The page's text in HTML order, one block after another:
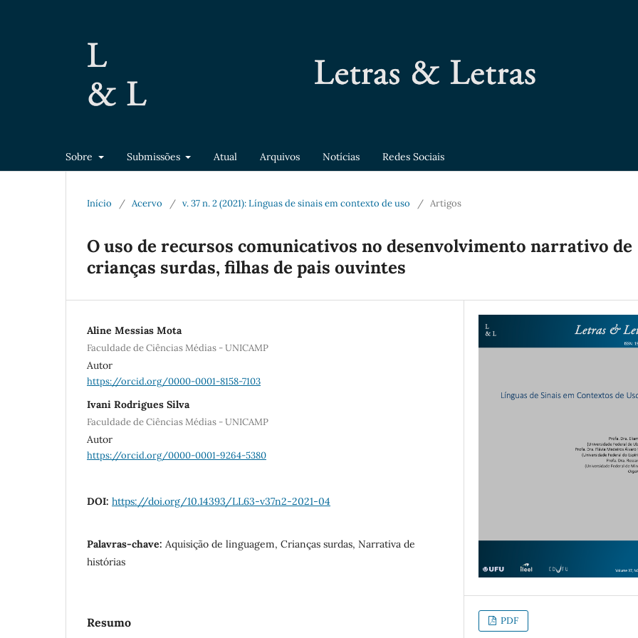
Sobre Submissões Atual Arquivos Notícias Redes Sociais
Início / Acervo / v. 37 n. 2 (2021): Línguas de sinais em contexto de uso / Artigos
O uso de recursos comunicativos no desenvolvimento narrativo de
crianças surdas, filhas de pais ouvintes
Aline Messias Mota
Faculdade de Ciências Médias - UNICAMP
Autor
https://orcid.org/0000-0001-8158-7103
Ivani Rodrigues Silva
Faculdade de Ciências Médias - UNICAMP
Autor
https://orcid.org/0000-0001-9264-5380
DOI: https://doi.org/10.14393/LL63-v37n2-2021-04
Palavras-chave: Aquisição de linguagem, Crianças surdas, Narrativa de
histórias
Resumo PDF